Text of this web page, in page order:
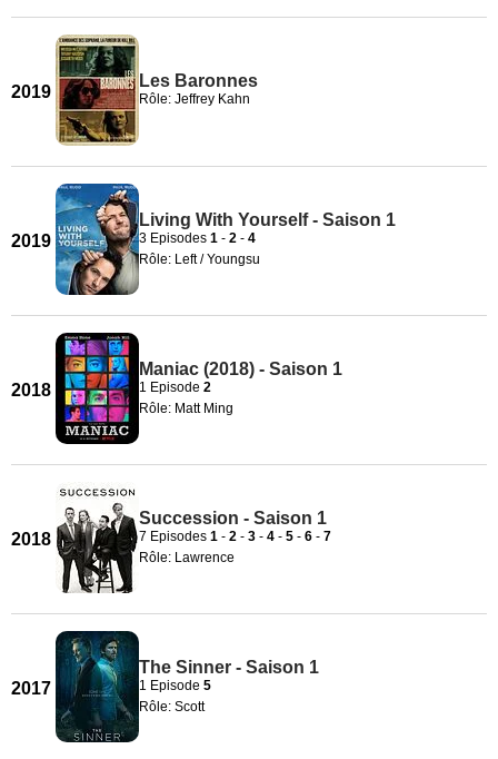
2019
Les Baronnes
Rôle: Jeffrey Kahn
2019
Living With Yourself - Saison 1
3 Episodes 1 - 2 - 4
Rôle: Left / Youngsu
2018
Maniac (2018) - Saison 1
1 Episode 2
Rôle: Matt Ming
2018
Succession - Saison 1
7 Episodes 1 - 2 - 3 - 4 - 5 - 6 - 7
Rôle: Lawrence
2017
The Sinner - Saison 1
1 Episode 5
Rôle: Scott